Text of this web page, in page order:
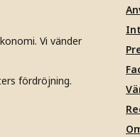
Vi vänder
fördröjning.